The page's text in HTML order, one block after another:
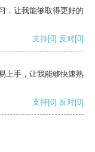
，让我能够取得更好的
支持[0] 反对[0]
上手，让我能够快速熟
支持[0] 反对[0]